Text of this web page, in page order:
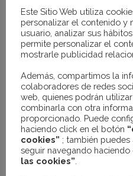
Este Sitio Web utiliza
personalizar el contenido y
usuario, analizar sus
permite personalizar el
mostrarle publicidad
Además, compartimos la
colaboradores de redes
web, quienes podrán
combinarla con otra
proporcionado. Puede
haciendo click en el botón
cookies” ; también
seguir navegando haciendo
las cookies”